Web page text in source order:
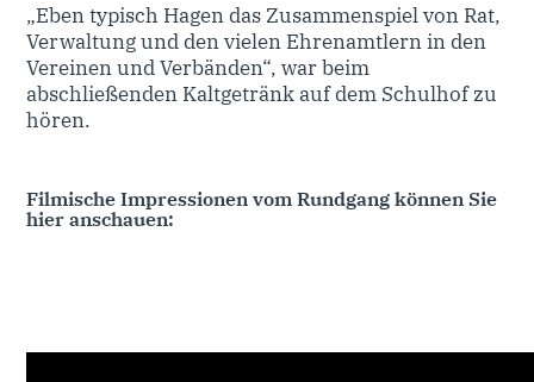
„Eben typisch Hagen das Zusammenspiel von Rat,
Verwaltung und den vielen Ehrenamtlern in den
Vereinen und Verbänden“, war beim
abschließenden Kaltgetränk auf dem Schulhof zu
hören.
Filmische Impressionen vom Rundgang können Sie
hier anschauen: